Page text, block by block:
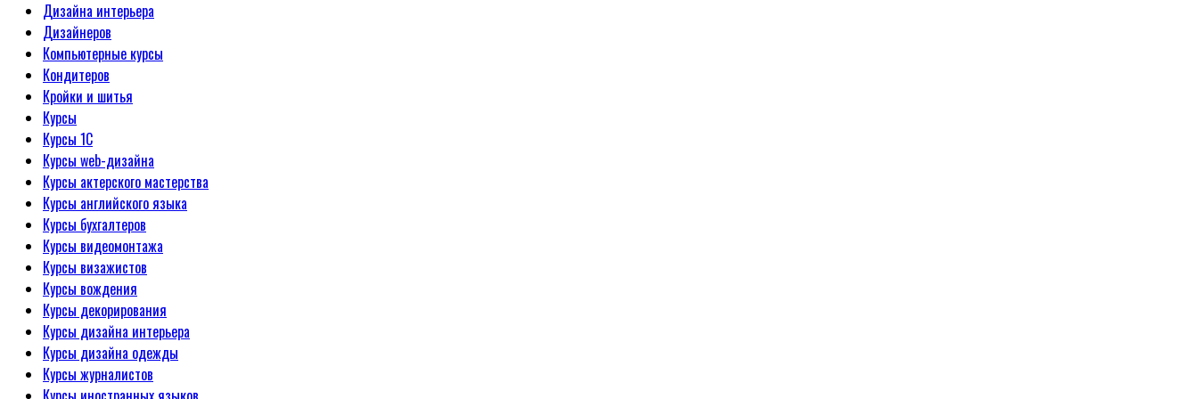
Дизайна интерьера
Дизайнеров
Компьютерные курсы
Кондитеров
Кройки и шитья
Курсы
Курсы 1С
Курсы web-дизайна
Курсы актерского мастерства
Курсы английского языка
Курсы бухгалтеров
Курсы видеомонтажа
Курсы визажистов
Курсы вождения
Курсы декорирования
Курсы дизайна интерьера
Курсы дизайна одежды
Курсы журналистов